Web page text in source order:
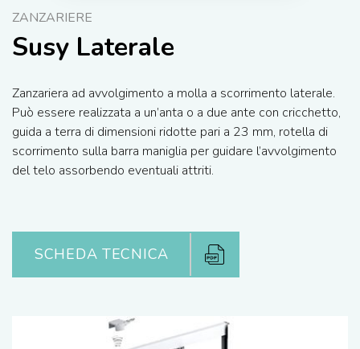
ZANZARIERE
Susy Laterale
Zanzariera ad avvolgimento a molla a scorrimento laterale.
Può essere realizzata a un’anta o a due ante con cricchetto,
guida a terra di dimensioni ridotte pari a 23 mm, rotella di
scorrimento sulla barra maniglia per guidare l’avvolgimento
del telo assorbendo eventuali attriti.
SCHEDA TECNICA